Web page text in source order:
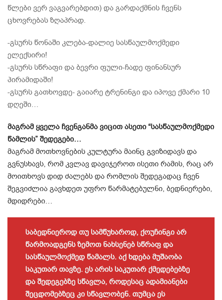
წლები ვერ ვაგვარებდით) და გარდაქმნის ჩვენს
ცხოვრებას ზღაპრად.
-გსურს წონაში კლება-დალიე სასწაულმოქმედი
ელექსირი!
-გსურს სწრაფი და ბევრი ფული-ჩადე ფინანსურ
პირამიდაში!
-გსურს გათხოვდე- გაიარე ტრენინგი და იპოვე ქმარი 10
დღეში…
მაგრამ ყველა ჩვენგანმა ვიცით ასეთი “სასწაულმოქმედი
წამლის” შედეგები…
მაგრამ მოთხოვნების კულტურა მაინც გვიზიდავს და
გვნუსხავს, რომ კვლავ დავიჯეროთ ისეთი რამის, რაც არ
მოითხოვს დიდ ძალებს და რომლის შედეგადაც ჩვენ
შეგვიძლია გავხდეთ უფრო წარმატებულნი, ბედნიერები,
მდიდრები…
საბედნიეროდ თუ სამწუხაროდ, ქოუჩინგი არ
წარმოადგენს ზემოთ ნახსენებ სწრაფ და
სასწაულმოქმედ წამალს. აქ ხდება მუშაობა
საკუთარ თავზე. ეს არის საკუთარ ქმედებებზე
და შედეგებზე სწავლა, როდესაც ადამიანები
შეცდომებზეც კი სწავლობენ. თუმცა ეს